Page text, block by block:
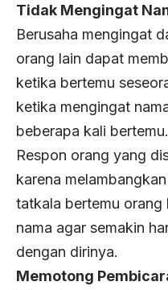
Tidak Mengingat
Berusaha mengingat
orang lain dapat
ketika bertemu
ketika mengingat
beberapa kali bertemu.
Respon orang yang
karena
tatkala bertemu
nama agar semakin
dengan dirinya.
Memotong